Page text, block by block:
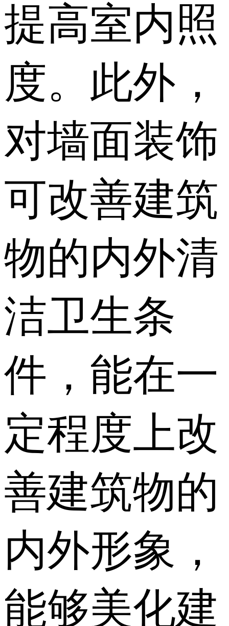
提高室内照
度。此外，
对墙面装饰
可改善建筑
物的内外清
洁卫生条
件，能在一
定程度上改
善建筑物的
内外形象，
能够美化建